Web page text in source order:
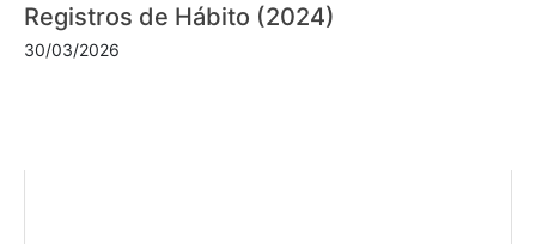
Registros de Hábito (2024)
30/03/2026